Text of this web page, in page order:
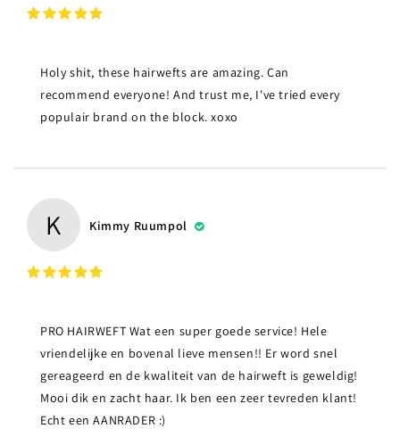
Holy shit, these hairwefts are amazing. Can
recommend everyone! And trust me, I've tried every
populair brand on the block. xoxo
K Kimmy Ruumpol
PRO HAIRWEFT Wat een super goede service! Hele
vriendelijke en bovenal lieve mensen!! Er word snel
gereageerd en de kwaliteit van de hairweft is geweldig!
Mooi dik en zacht haar. Ik ben een zeer tevreden klant!
Echt een AANRADER :)